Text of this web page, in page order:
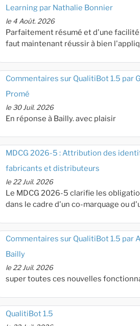
Learning par Nathalie Bonnier
le 4 Août. 2026
Parfaitement résumé et d'une
faut maintenant réussir à bien
Commentaires sur QualitiBot 1.5 par
Promé
le 30 Juil. 2026
En réponse à Bailly. avec plaisir
MDCG 2026-5 : Attribution des
fabricants et distributeurs
le 22 Juil. 2026
Le MDCG 2026-5 clarifie les
dans le cadre d'un co-marquage ou
Commentaires sur QualitiBot 1.5 par
Bailly
le 22 Juil. 2026
super toutes ces nouvelles
QualitiBot 1.5